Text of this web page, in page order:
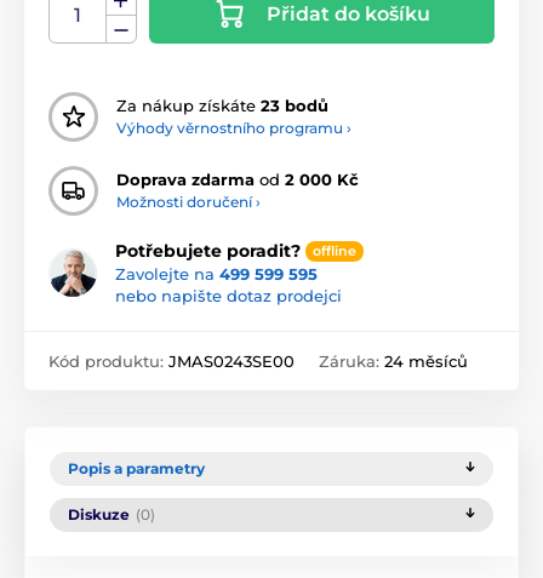
Přidat do košíku
Za nákup získáte 23 bodů
Výhody věrnostního programu ›
Doprava zdarma od 2 000 Kč
Možnosti doručení ›
Potřebujete poradit? offline
Zavolejte na 499 599 595
nebo napište dotaz prodejci
Kód produktu: JMAS0243SE00 Záruka: 24 měsíců
Popis a parametry
Diskuze (0)